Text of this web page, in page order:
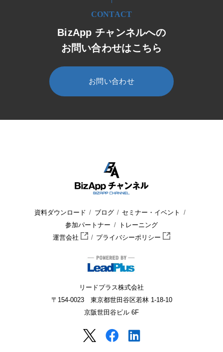
CONTACT
BizApp チャンネルへの
お問い合わせはこちら
お問い合わせ
資料ダウンロード ブログ
セミナー・イベント
参加パートナー
トレーニング
運営会社
プライバシーポリシー
リードプラス株式会社
〒154-0023 東京都世田谷区若林 1-18-10
京阪世田谷ビル 6F